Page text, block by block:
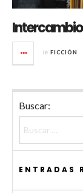
in FICCIÓN
Buscar:
ENTRADAS